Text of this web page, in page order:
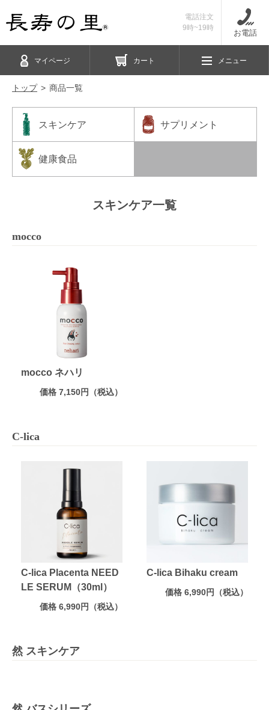
電話注文
9時~19時
お電話
マイページ カート メニュー
トップ 商品一覧
スキンケア サプリメント
健康食品
スキンケア一覧
mocco
mocco ネハリ
価格 7,150円（税込）
C-lica
C-lica Placenta NEED
LE SERUM（30ml）
価格 6,990円（税込）
C-lica Bihaku cream
価格 6,990円（税込）
然 スキンケア